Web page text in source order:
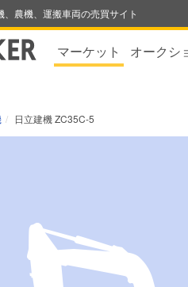
農機、運搬車両の売買サイト
マーケット オークシ
日立建機 ZC35C-5